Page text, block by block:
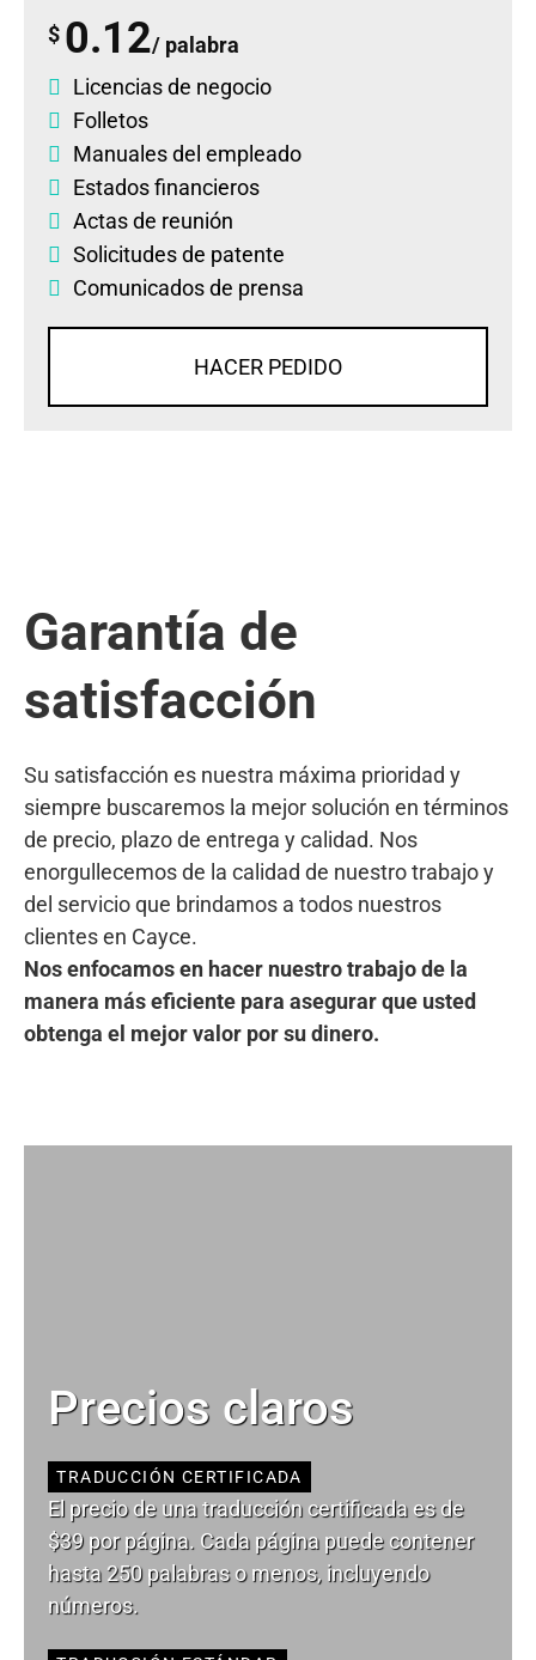
$ 0.12/ palabra
Licencias de negocio
Folletos
Manuales del empleado
Estados financieros
Actas de reunión
Solicitudes de patente
Comunicados de prensa
HACER PEDIDO
Garantía de
satisfacción
Su satisfacción es nuestra máxima prioridad y
siempre buscaremos la mejor solución en términos
de precio, plazo de entrega y calidad. Nos
enorgullecemos de la calidad de nuestro trabajo y
del servicio que brindamos a todos nuestros
clientes en Cayce.
Nos enfocamos en hacer nuestro trabajo de la
manera más eficiente para asegurar que usted
obtenga el mejor valor por su dinero.
Precios claros
TRADUCCIÓN CERTIFICADA
El precio de una traducción certificada es de
$39 por página. Cada página puede contener
hasta 250 palabras o menos, incluyendo
números.